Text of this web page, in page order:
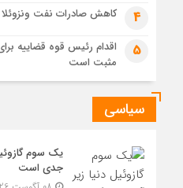
4 کاهش صادرات نفت ونزوئلا
5
اقدام رئیس قوه قضاییه
مثبت است
سیاسی
یک سوم
جدی است